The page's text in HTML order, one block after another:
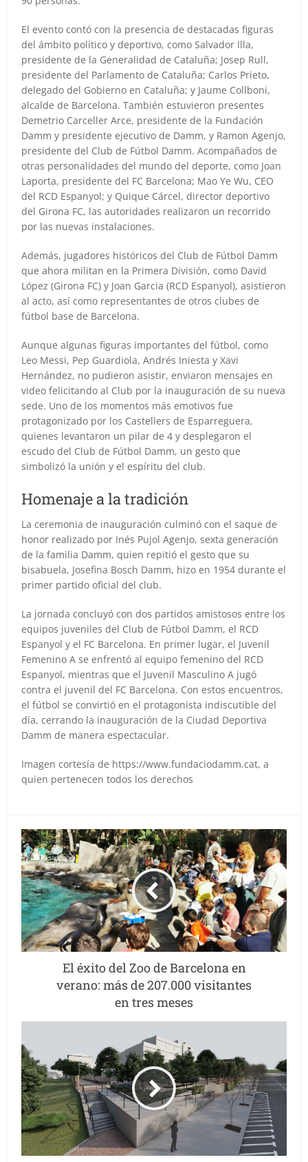
El evento contó con la presencia de destacadas figuras
del ámbito político y deportivo, como Salvador Illa,
presidente de la Generalidad de Cataluña; Josep Rull,
presidente del Parlamento de Cataluña; Carlos Prieto,
delegado del Gobierno en Cataluña; y Jaume Collboni,
alcalde de Barcelona. También estuvieron presentes
Demetrio Carceller Arce, presidente de la Fundación
Damm y presidente ejecutivo de Damm, y Ramon Agenjo,
presidente del Club de Fútbol Damm. Acompañados de
otras personalidades del mundo del deporte, como Joan
Laporta, presidente del FC Barcelona; Mao Ye Wu, CEO
del RCD Espanyol; y Quique Cárcel, director deportivo
del Girona FC, las autoridades realizaron un recorrido
por las nuevas instalaciones.
Además, jugadores históricos del Club de Fútbol Damm
que ahora militan en la Primera División, como David
López (Girona FC) y Joan Garcia (RCD Espanyol), asistieron
al acto, así como representantes de otros clubes de
fútbol base de Barcelona.
Aunque algunas figuras importantes del fútbol, como
Leo Messi, Pep Guardiola, Andrés Iniesta y Xavi
Hernández, no pudieron asistir, enviaron mensajes en
video felicitando al Club por la inauguración de su nueva
sede. Uno de los momentos más emotivos fue
protagonizado por los Castellers de Esparreguera,
quienes levantaron un pilar de 4 y desplegaron el
escudo del Club de Fútbol Damm, un gesto que
simbolizó la unión y el espíritu del club.
Homenaje a la tradición
La ceremonia de inauguración culminó con el saque de
honor realizado por Inés Pujol Agenjo, sexta generación
de la familia Damm, quien repitió el gesto que su
bisabuela, Josefina Bosch Damm, hizo en 1954 durante el
primer partido oficial del club.
La jornada concluyó con dos partidos amistosos entre los
equipos juveniles del Club de Fútbol Damm, el RCD
Espanyol y el FC Barcelona. En primer lugar, el Juvenil
Femenino A se enfrentó al equipo femenino del RCD
Espanyol, mientras que el Juvenil Masculino A jugó
contra el juvenil del FC Barcelona. Con estos encuentros,
el fútbol se convirtió en el protagonista indiscutible del
día, cerrando la inauguración de la Ciudad Deportiva
Damm de manera espectacular.
Imagen cortesía de https://www.fundaciodamm.cat, a
quien pertenecen todos los derechos
El éxito del Zoo de Barcelona en
verano: más de 207.000 visitantes
en tres meses